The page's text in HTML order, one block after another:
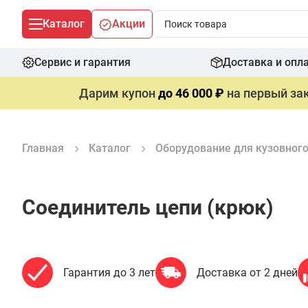
Каталог Акции
Сервис и гарантия Доставка и
Дарим купондо 46 000 ₽ на первый
Главная Каталог Оборудование для
Соединитель цепи (крюк)
Гарантия до 3 лет Доставка от 2 дней